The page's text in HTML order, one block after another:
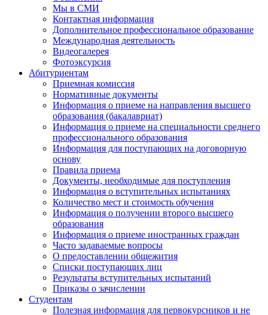
Мы в СМИ
Контактная информация
Дополнительное профессиональное образование
Международная деятельность
Видеогалерея
Фотоэксурсия
Абитуриентам
Приемная комиссия
Нормативные документы
Информация о приеме на направления высшего
образования (бакалавриат)
Информация о приеме на специальности среднего
профессионального образования
Информация для поступающих на договорную
основу
Правила приема
Документы, необходимые для поступления
Информация о вступительных испытаниях
Количество мест и стоимость обучения
Информация о получении второго высшего
образования
Информация о приеме иностранных граждан
Часто задаваемые вопросы
О предоставлении общежития
Списки поступающих лиц
Результаты вступительных испытаний
Приказы о зачислении
Студентам
Полезная информация для первокурсников и не